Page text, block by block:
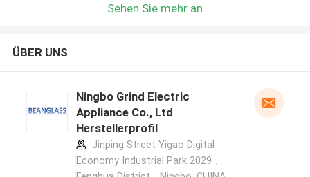
Sehen Sie mehr an
ÜBER UNS
Ningbo Grind Electric
Appliance Co., Ltd
Herstellerprofil
Jinping Street Yigao Digital
Economy Industrial Park 2029，